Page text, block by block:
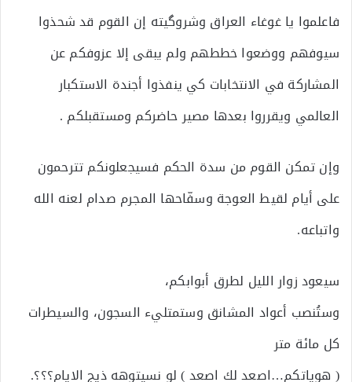
فاعلموا يا غوغاء العراق وشروگيته إن القوم قد شحذوا
سيوفهم ووضعوا خططهم ولم يبقى إلا عزوفكم عن
المشاركة في الانتخابات كي ينفذوا أجندة الاستكبار
العالمي ويقرروا بعدها مصير حاضركم ومستقبلكم .
وإن تمكن القوم من سدة الحكم فسيجعلونكم تترحمون
على أيام لقيط العوجة وسفّاحها المجرم صدام لعنه الله
واتباعه.
سيعود زوار الليل لطرق أبوابكم،
وستُنصب أعواد المشانق وستمتليء السجون، والسيطرات
كل مائة متر
( هوياتكم…اصعد لك اصعد ) لو نسيتوهه ذيج الايام؟؟؟.